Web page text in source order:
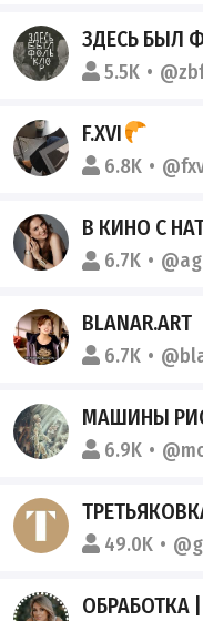
ЗДЕСЬ БЫЛ
5.5K
F.XVI
6.8K
В КИНО С
6.7K
BLANAR.ART
6.7K
МАШИНЫ
6.9K
49.0K
ОБРАБОТКА